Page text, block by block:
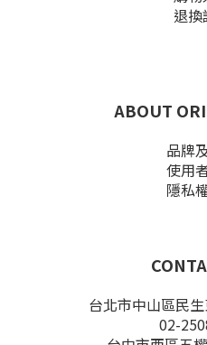
退
ABOUT
品牌
使用
隱私
台北市中山區民
02-